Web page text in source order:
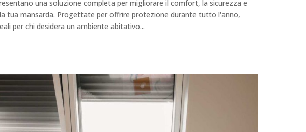
una soluzione completa per migliorare il comfort, la sicurezza e
tua mansarda. Progettate per offrire protezione durante tutto l'anno,
per chi desidera un ambiente abitativo...